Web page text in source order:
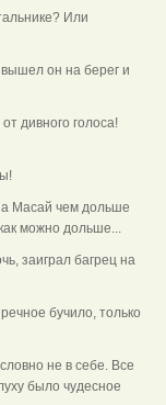
Или
он на берег и
дивного голоса!
Масай чем дольше
можно дольше...
заиграл багрец на
бучило, только
не в себе. Все
было чудесное